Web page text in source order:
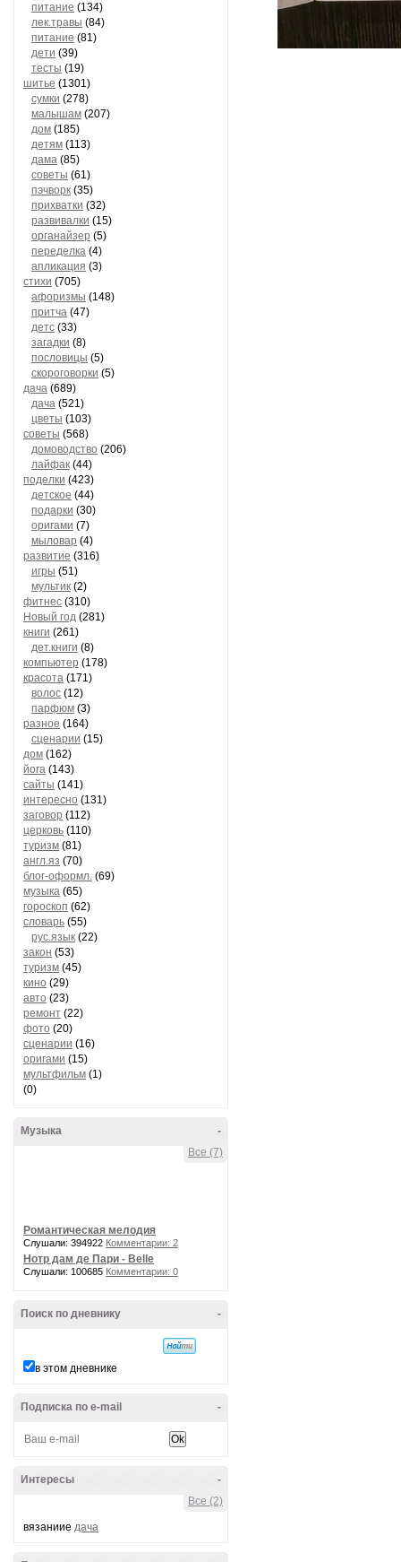
питание (134)
лек.травы (84)
питание (81)
дети (39)
тесты (19)
шитье (1301)
сумки (278)
малышам (207)
дом (185)
детям (113)
дама (85)
советы (61)
пэчворк (35)
прихватки (32)
развивалки (15)
органайзер (5)
переделка (4)
апликация (3)
стихи (705)
афоризмы (148)
притча (47)
детс (33)
загадки (8)
пословицы (5)
скороговорки (5)
дача (689)
дача (521)
цветы (103)
советы (568)
домоводство (206)
лайфак (44)
поделки (423)
детское (44)
подарки (30)
оригами (7)
мыловар (4)
развитие (316)
игры (51)
мультик (2)
фитнес (310)
Новый год (281)
книги (261)
дет.книги (8)
компьютер (178)
красота (171)
волос (12)
парфюм (3)
разное (164)
сценарии (15)
дом (162)
йога (143)
сайты (141)
интересно (131)
заговор (112)
церковь (110)
туризм (81)
англ.яз (70)
блог-оформл. (69)
музыка (65)
гороскоп (62)
словарь (55)
рус.язык (22)
закон (53)
туризм (45)
кино (29)
авто (23)
ремонт (22)
фото (20)
сценарии (16)
оригами (15)
мультфильм (1)
(0)
-
Музыка
Все (7)
Романтическая мелодия
Слушали: 394922 Комментарии: 2
Нотр дам де Пари - Belle
Слушали: 100685 Комментарии: 0
-
Поиск по дневнику
в этом дневнике
-
Подписка по e-mail
-
Интересы
Все (2)
вязаниие дача